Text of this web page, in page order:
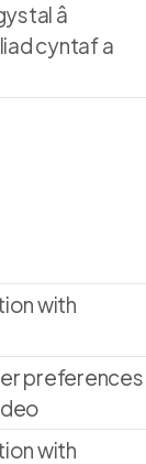
â
cyntaf a
with
preferences
with